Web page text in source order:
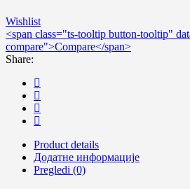
Wishlist
<span class="ts-tooltip button-tooltip"
compare">Compare</span>
Share:
Product details
Додатне информације
Pregledi (0)